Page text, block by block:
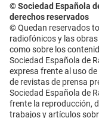
© Sociedad Española
derechos reservados
© Quedan reservados
radiofónicos y las
como sobre los
Sociedad Española de
expresa frente al uso
de revistas de prensa
Sociedad Española de
frente la reproducción,
trabajos y artículos